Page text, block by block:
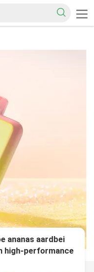
ananas aardbei
high-performance